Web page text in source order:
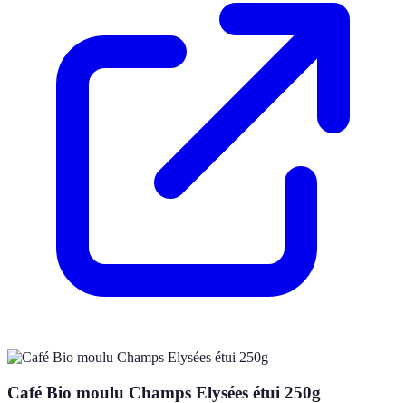
Café Bio moulu Champs Elysées étui 250g